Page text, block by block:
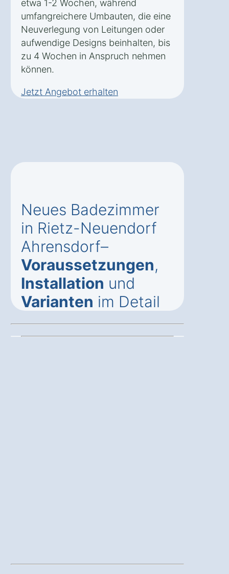
etwa 1-2 Wochen, während
umfangreichere Umbauten, die eine
Neuverlegung von Leitungen oder
aufwendige Designs beinhalten, bis
zu 4 Wochen in Anspruch nehmen
können.
Jetzt Angebot erhalten
Neues Badezimmer
in Rietz-Neuendorf
Ahrensdorf–
Voraussetzungen,
Installation und
Varianten im Detail